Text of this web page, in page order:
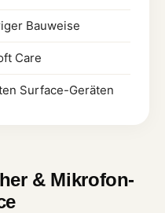
Bauweise
Care
Surface-Geräten
& Mikrofon-